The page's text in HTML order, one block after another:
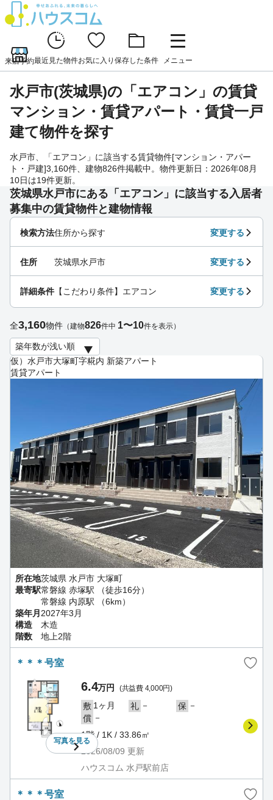
来店予約最近見た物件お気に入り 保存した条件 メニュー
水戸市(茨城県)の「エアコン」の賃貸
マンション・賃貸アパート・賃貸一戸
建て物件を探す
水戸市、「エアコン」に該当する賃貸物件[マンション・アパー
ト・戸建]3,160件、建物826件掲載中。物件更新日：2026年08月
10日は19件更新。
茨城県水戸市にある「エアコン」に該当する入居者
募集中の賃貸物件と建物情報
仮）水戸市大塚町字糀内 新築アパート
賃貸アパート
所在地茨城県 水戸市 大塚町
最寄駅常磐線 赤塚駅 （徒歩16分）
常磐線 内原駅 （6km）
築年月 2027年3月
構造
木造
階数
地上2階
＊＊＊号室
写真を見る
6.4万円 (共益費 4,000円)
敷 1ヶ月 礼 － 保 －
償 －
1階 / 1K / 33.86㎡
2026/08/09 更新
ハウスコム 水戸駅前店
＊＊＊号室
検索方法住所から探す 変更する
住所 茨城県水戸市 変更する
詳細条件 【こだわり条件】エアコン 変更する
全3,160物件 （建物826件中 1〜10件を表示）